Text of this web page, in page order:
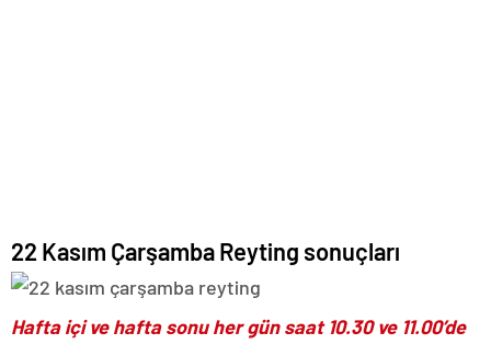
22 Kasım Çarşamba Reyting sonuçları
Hafta içi ve hafta sonu her gün saat 10.30 ve 11.00’de